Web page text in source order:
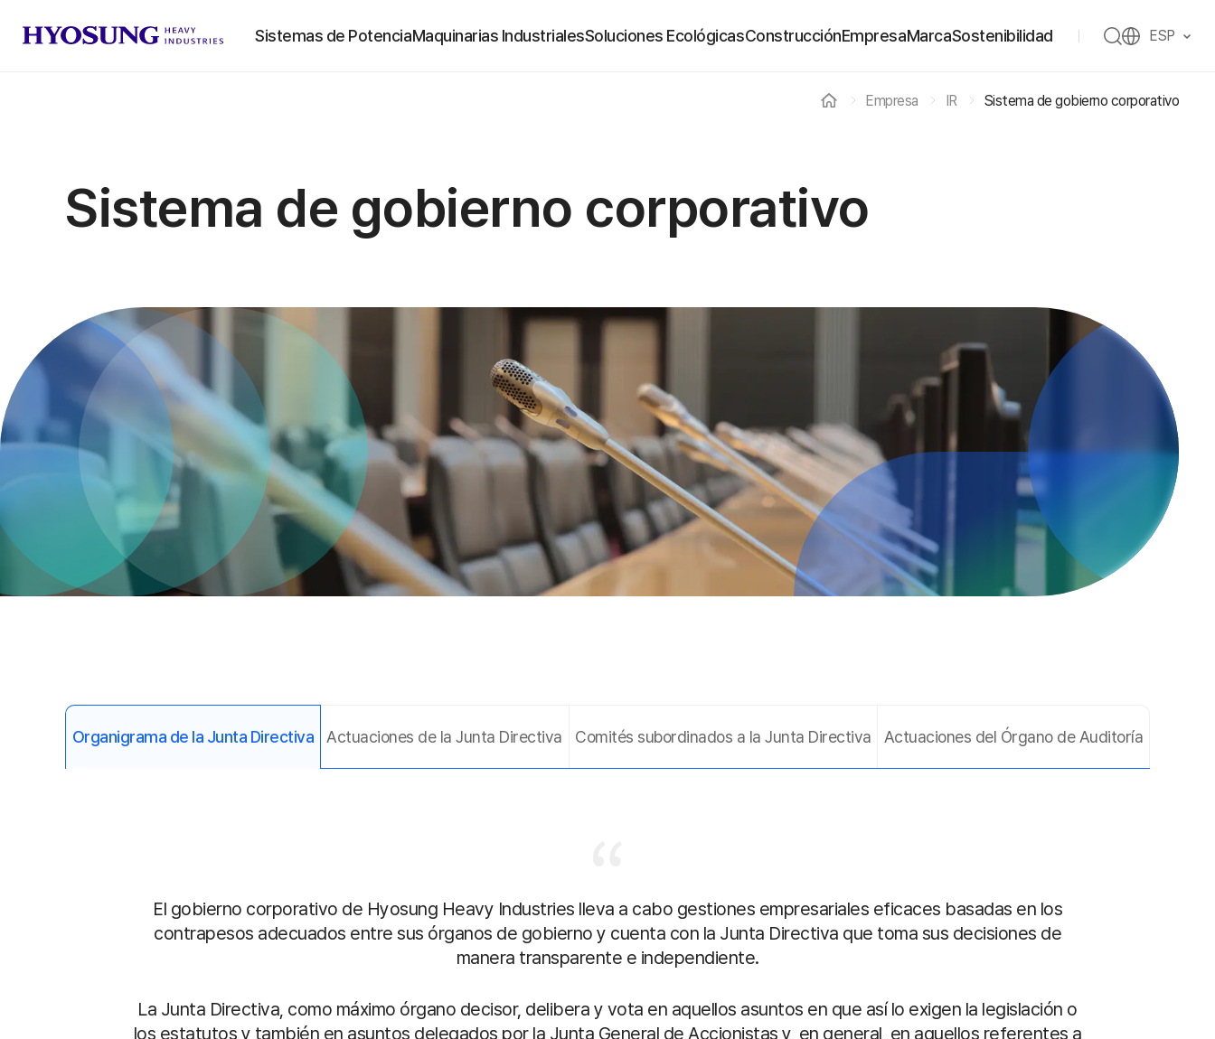
Sistemas de PotenciaMaquinarias IndustrialesSoluciones EcológicasConstrucciónEmpresaMarcaSostenibilidad ESP
Sistema de gobierno corporativo
Empresa IR Sistema de gobierno corporativo
Organigrama de la Junta Directiva Actuaciones de la Junta Directiva Comités subordinados a la Junta Directiva Actuaciones del Órgano de Auditoría
El gobierno corporativo de Hyosung Heavy Industries lleva a cabo gestiones empresariales eficaces basadas en los
contrapesos adecuados entre sus órganos de gobierno y cuenta con la Junta Directiva que toma sus decisiones de
manera transparente e independiente.
La Junta Directiva, como máximo órgano decisor, delibera y vota en aquellos asuntos en que así lo exigen la legislación o
los estatutos y también en asuntos delegados por la Junta General de Accionistas y, en general, en aquellos referentes a